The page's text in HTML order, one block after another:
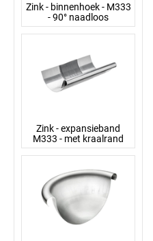
Zink - binnenhoek - M333
- 90° naadloos
Zink - expansieband
M333 - met kraalrand